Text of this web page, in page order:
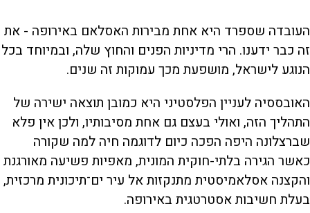
העובדה שספרד היא אחת מבירות האסלאם באירופה - את
זה כבר ידענו. הרי מדיניות הפנים והחוץ שלה, ובמיוחד בכל
הנוגע לישראל, מושפעת מכך עמוקות זה שנים.
האובססיה לעניין הפלסטיני היא כמובן תוצאה ישירה של
התהליך הזה, ואולי בעצם גם אחת מסיבותיו, ולכן אין פלא
שברצלונה היפה הפכה כיום לדוגמה חיה למה שקורה
כאשר הגירה בלתי-חוקית המונית, מאפיות פשיעה מאורגנת
והקצנה אסלאמיסטית מתנקזות אל עיר ים־תיכונית מרכזית,
בעלת חשיבות אסטרטגית באירופה.